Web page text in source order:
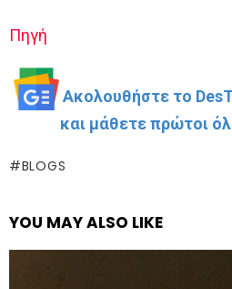
Πηγή
Ακολουθήστε το
και μάθετε πρώτοι
BLOGS
YOU MAY ALSO LIKE